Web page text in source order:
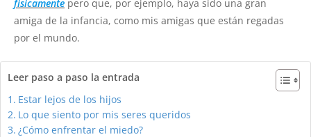
físicamente pero que, por ejemplo, haya sido una gran
amiga de la infancia, como mis amigas que están regadas
por el mundo.
Leer paso a paso la entrada
Estar lejos de los hijos
Lo que siento por mis seres queridos
¿Cómo enfrentar el miedo?